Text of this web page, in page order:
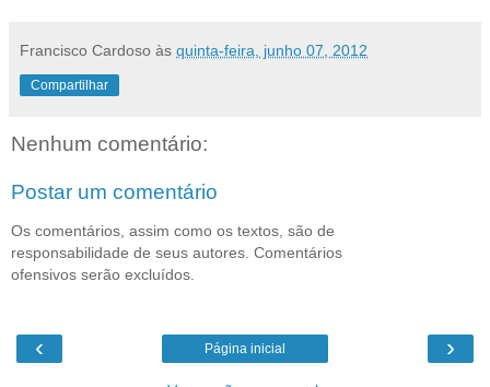
Francisco Cardoso às quinta-feira, junho 07, 2012
Compartilhar
Nenhum comentário:
Postar um comentário
Os comentários, assim como os textos, são de
responsabilidade de seus autores. Comentários
ofensivos serão excluídos.
‹ ›
Página inicial